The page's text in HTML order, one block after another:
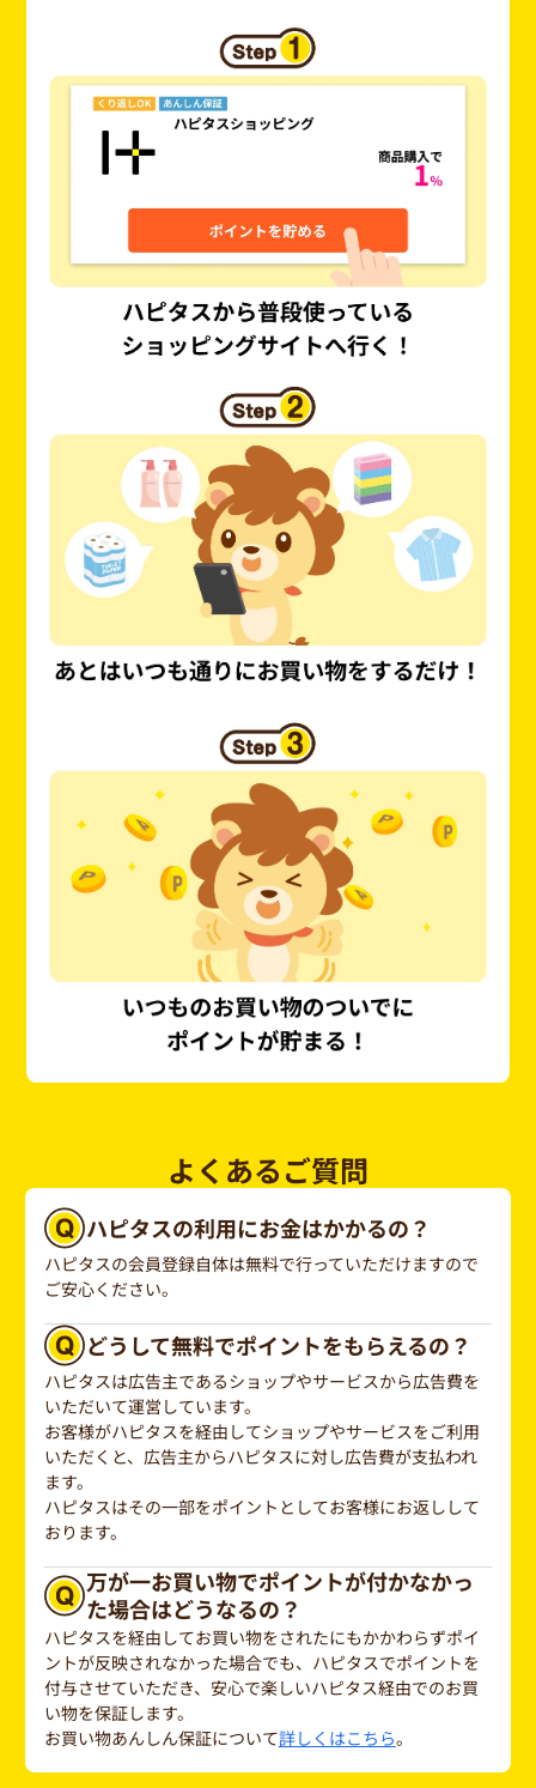
よくあるご質問
ハピタスの利用にお金はかかるの？
ハピタスの会員登録自体は無料で行っていただけますので
ご安心ください。
どうして無料でポイントをもらえるの？
ハピタスは広告主であるショップやサービスから広告費を
いただいて運営しています。
お客様がハピタスを経由してショップやサービスをご利用
いただくと、広告主からハピタスに対し広告費が支払われ
ます。
ハピタスはその一部をポイントとしてお客様にお返しして
おります。
万が一お買い物でポイントが付かなかっ
た場合はどうなるの？
ハピタスを経由してお買い物をされたにもかかわらずポイ
ントが反映されなかった場合でも、ハピタスでポイントを
付与させていただき、安心で楽しいハピタス経由でのお買
い物を保証します。
お買い物あんしん保証について詳しくはこちら。